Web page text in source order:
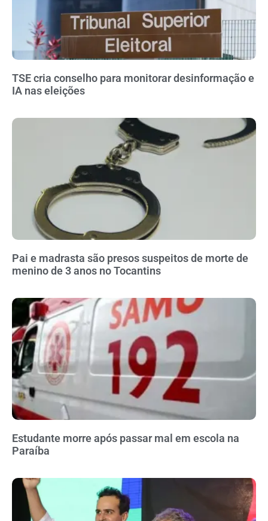
TSE cria conselho para monitorar desinformação e
IA nas eleições
Pai e madrasta são presos suspeitos de morte de
menino de 3 anos no Tocantins
Estudante morre após passar mal em escola na
Paraíba